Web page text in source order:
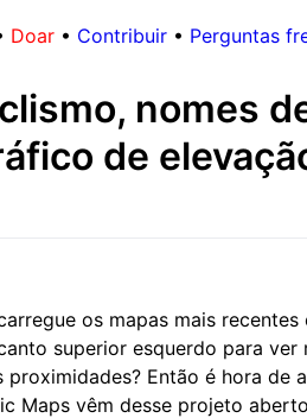
Doar • Contribuir • Perguntas
nomes
de
os mapas mais
superior esquerdo para
Então é hora
Maps vêm desse projeto